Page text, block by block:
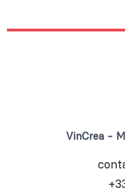
VinCrea -